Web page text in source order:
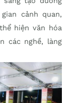
cảnh quan,
hiện văn hóa
các nghề, làng